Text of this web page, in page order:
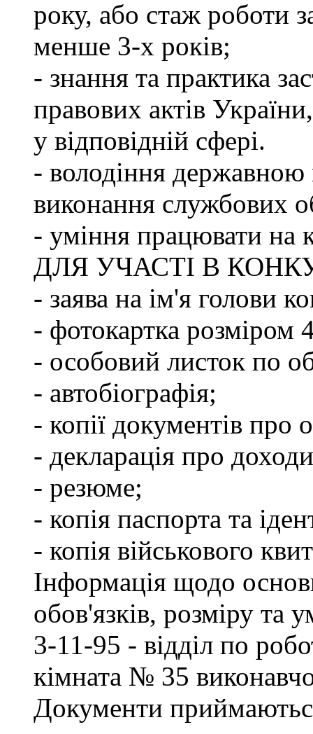
року, або стаж роботи
менше 3-х років;
- знання та практика
правових актів
у відповідній сфері.
- володіння державною
виконання службових
- уміння працювати на
ДЛЯ УЧАСТІ В
- заява на ім'я голови
- фотокартка розміром
- особовий листок по
- автобіографія;
- копії документів про
- декларація про
- резюме;
- копія паспорта та
- копія військового
Інформація щодо
обов'язків, розміру та
3-11-95 - відділ по
кімната № 35
Документи